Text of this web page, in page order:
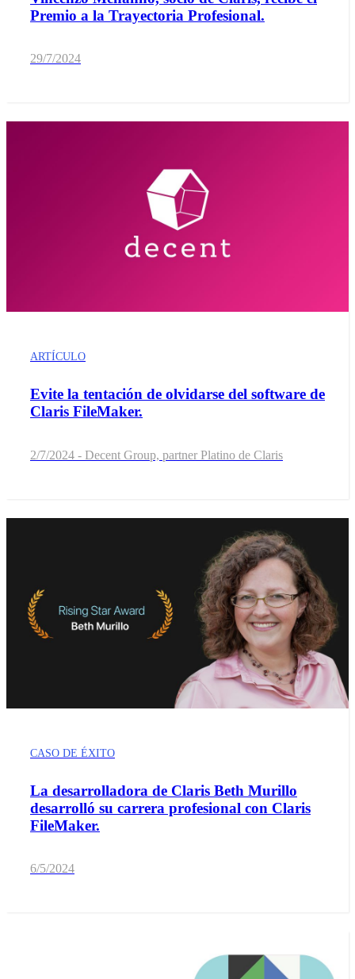
Premio a la Trayectoria Profesional.
29/7/2024
ARTÍCULO
Evite la tentación de olvidarse del software de
Claris FileMaker.
2/7/2024 - Decent Group, partner Platino de Claris
CASO DE ÉXITO
La desarrolladora de Claris Beth Murillo
desarrolló su carrera profesional con Claris
FileMaker.
6/5/2024